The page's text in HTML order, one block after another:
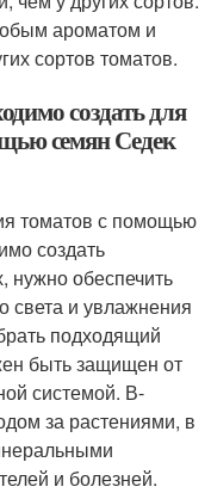
ароматом и
сортов томатов.
создать для
семян Седек
томатов с помощью
создать
обеспечить
света и увлажнения
подходящий
быть защищен от
системой. В-
за растениями, в
и болезней.